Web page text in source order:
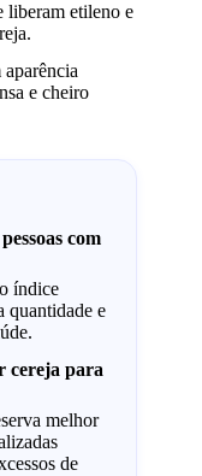
liberam etileno e
aparência
e cheiro
com
índice
quantidade e
cereja para
melhor
de